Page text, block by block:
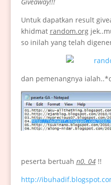
Untuk dapatkan result
khidmat random.org
so inilah yang telah
dan pemenangnya
peserta bertuah n0. 04!!
http://